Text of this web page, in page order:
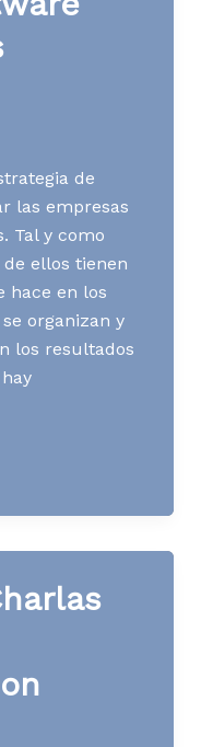
de
las empresas
Tal y como
ellos tienen
hace en los
organizan y
los resultados